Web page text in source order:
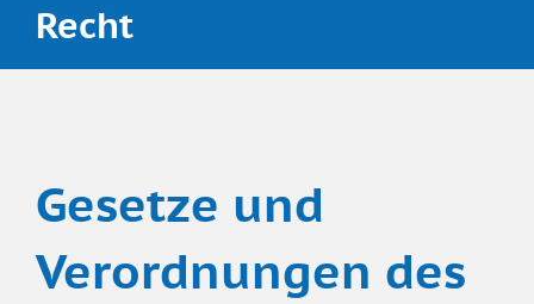
Recht
Gesetze und
Verordnungen des